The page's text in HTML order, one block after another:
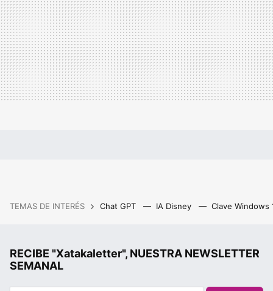
TEMAS DE INTERÉS Chat GPT IA Disney Clave Windows
RECIBE "Xatakaletter", NUESTRA NEWSLETTER
SEMANAL